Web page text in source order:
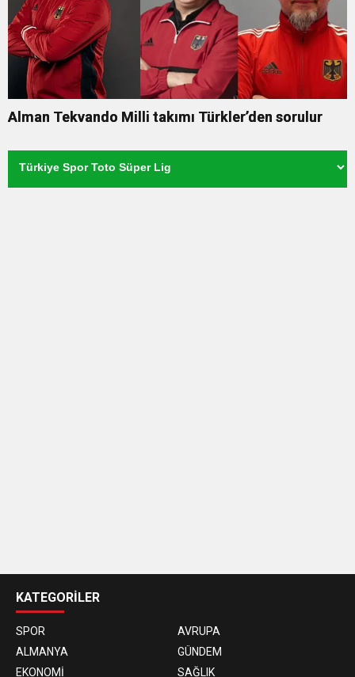
Alman Tekvando Milli takımı Türkler’den sorulur
siteleri
KATEGORİLER
SPOR
AVRUPA
ALMANYA
GÜNDEM
EKONOMİ
SAĞLIK